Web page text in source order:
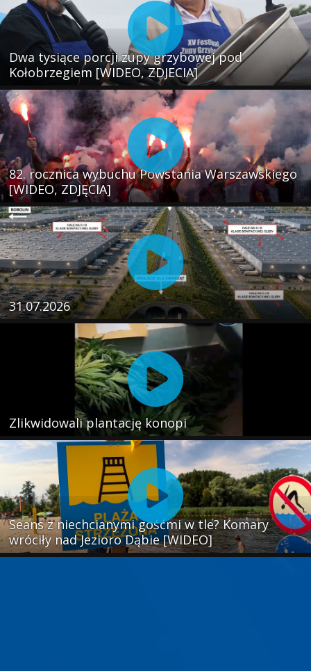
Dwa tysiące porcji zupy grzybowej pod
Kołobrzegiem [WIDEO, ZDJECIA]
82. rocznica wybuchu Powstania Warszawskiego
[WIDEO, ZDJĘCIA]
31.07.2026
Zlikwidowali plantację konopi
Seans z niechcianymi gośćmi w tle? Komary
wróciły nad Jezioro Dąbie [WIDEO]